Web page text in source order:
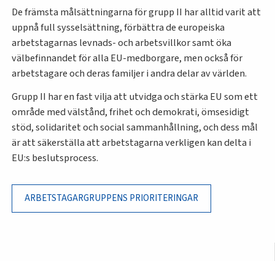
De främsta målsättningarna för grupp II har alltid varit att
uppnå full sysselsättning, förbättra de europeiska
arbetstagarnas levnads- och arbetsvillkor samt öka
välbefinnandet för alla EU-medborgare, men också för
arbetstagare och deras familjer i andra delar av världen.
Grupp II har en fast vilja att utvidga och stärka EU som ett
område med välstånd, frihet och demokrati, ömsesidigt
stöd, solidaritet och social sammanhållning, och dess mål
är att säkerställa att arbetstagarna verkligen kan delta i
EU:s beslutsprocess.
ARBETSTAGARGRUPPENS PRIORITERINGAR